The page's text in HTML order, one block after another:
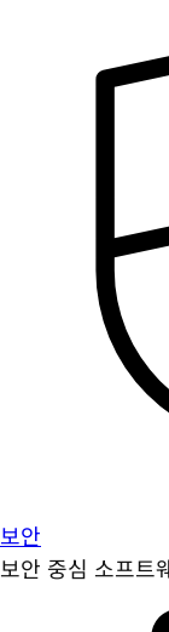
보안
보안 중심 소프트